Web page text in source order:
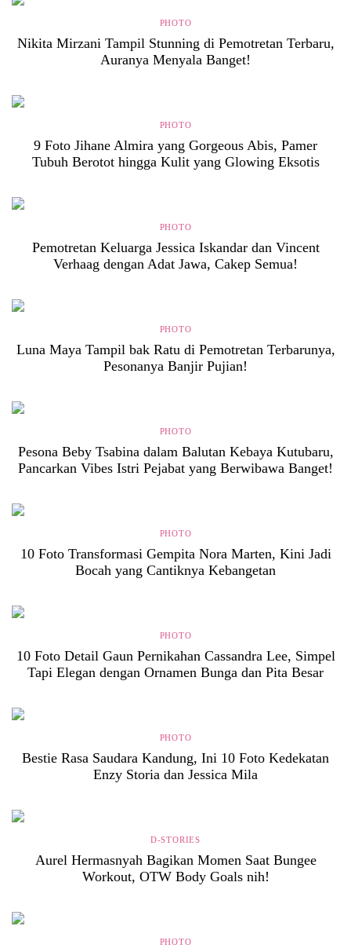
PHOTO
Nikita Mirzani Tampil Stunning di Pemotretan Terbaru,
Auranya Menyala Banget!
PHOTO
9 Foto Jihane Almira yang Gorgeous Abis, Pamer
Tubuh Berotot hingga Kulit yang Glowing Eksotis
PHOTO
Pemotretan Keluarga Jessica Iskandar dan Vincent
Verhaag dengan Adat Jawa, Cakep Semua!
PHOTO
Luna Maya Tampil bak Ratu di Pemotretan Terbarunya,
Pesonanya Banjir Pujian!
PHOTO
Pesona Beby Tsabina dalam Balutan Kebaya Kutubaru,
Pancarkan Vibes Istri Pejabat yang Berwibawa Banget!
PHOTO
10 Foto Transformasi Gempita Nora Marten, Kini Jadi
Bocah yang Cantiknya Kebangetan
PHOTO
10 Foto Detail Gaun Pernikahan Cassandra Lee, Simpel
Tapi Elegan dengan Ornamen Bunga dan Pita Besar
PHOTO
Bestie Rasa Saudara Kandung, Ini 10 Foto Kedekatan
Enzy Storia dan Jessica Mila
D-STORIES
Aurel Hermasnyah Bagikan Momen Saat Bungee
Workout, OTW Body Goals nih!
PHOTO